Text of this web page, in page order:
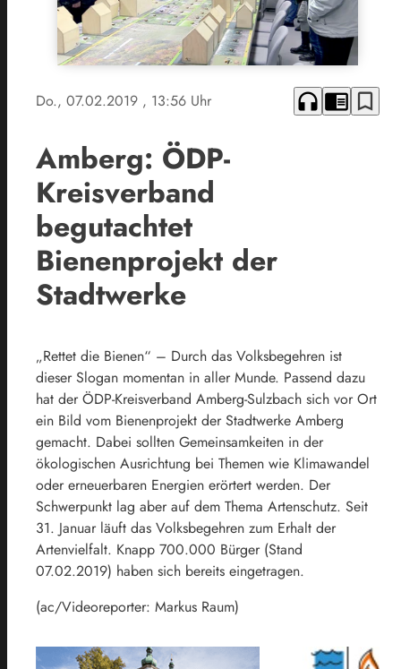
Do., 07.02.2019 , 13:56 Uhr headphones chrome_reader_mode bookmark_border
Amberg: ÖDP-
Kreisverband
begutachtet
Bienenprojekt der
Stadtwerke
„Rettet die Bienen“ – Durch das Volksbegehren ist
dieser Slogan momentan in aller Munde. Passend dazu
hat der ÖDP-Kreisverband Amberg-Sulzbach sich vor Ort
ein Bild vom Bienenprojekt der Stadtwerke Amberg
gemacht. Dabei sollten Gemeinsamkeiten in der
ökologischen Ausrichtung bei Themen wie Klimawandel
oder erneuerbaren Energien erörtert werden. Der
Schwerpunkt lag aber auf dem Thema Artenschutz. Seit
31. Januar läuft das Volksbegehren zum Erhalt der
Artenvielfalt. Knapp 700.000 Bürger (Stand
07.02.2019) haben sich bereits eingetragen.
(ac/Videoreporter: Markus Raum)